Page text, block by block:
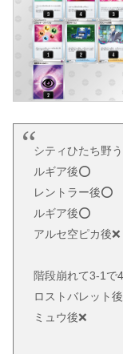
シティひたち野う
ルギア後⭕
レントラー後⭕
ルギア後⭕
アルセ空ピカ後❌
階段崩れて3-1で
ロストバレット
ミュウ後❌